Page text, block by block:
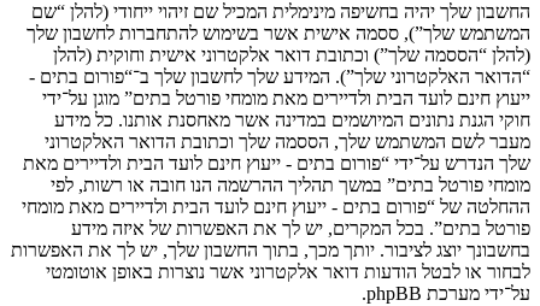
החשבון שלך יהיה בחשיפה מינימלית המכיל שם זיהוי ייחודי (להלן “שם
המשתמש שלך”), ססמה אישית אשר בשימוש להתחברות לחשבון שלך
(להלן “הססמה שלך”) וכתובת דואר אלקטרוני אישית וחוקית (להלן
“הדואר האלקטרוני שלך”). המידע שלך לחשבון שלך ב־“פורום בתים -
ייעוץ חינם לועד הבית ולדיירים מאת מומחי פורטל בתים” מוגן על־ידי
חוקי הגנת נתונים המיושמים במדינה אשר מאחסנת אותנו. כל מידע
מעבר לשם המשתמש שלך, הססמה שלך וכתובת הדואר האלקטרוני
שלך הנדרש על־ידי “פורום בתים - ייעוץ חינם לועד הבית ולדיירים מאת
מומחי פורטל בתים” במשך תהליך ההרשמה הנו חובה או רשות, לפי
ההחלטה של “פורום בתים - ייעוץ חינם לועד הבית ולדיירים מאת מומחי
פורטל בתים”. בכל המקרים, יש לך את האפשרות של איזה מידע
בחשבונך יוצג לציבור. יותך מכך, בתוך החשבון שלך, יש לך את האפשרות
לבחור או לבטל הודעות דואר אלקטרוני אשר נוצרות באופן אוטומטי
על־ידי מערכת phpBB.